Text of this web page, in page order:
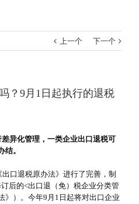
上一个 下一个
？9月1日起执行的退税
异化管理，一类企业出口退税可
。
口退税原办法》进行了完善，制
后的<出口退（免）税企业分类管
》）。今年9月1日起将对出口企业